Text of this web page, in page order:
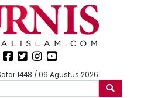
1448 / 06 Agustus 2026